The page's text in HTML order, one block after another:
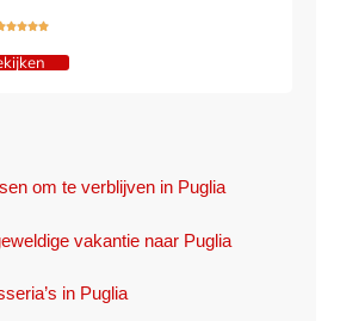

om te verblijven in Puglia
vakantie naar Puglia
in Puglia